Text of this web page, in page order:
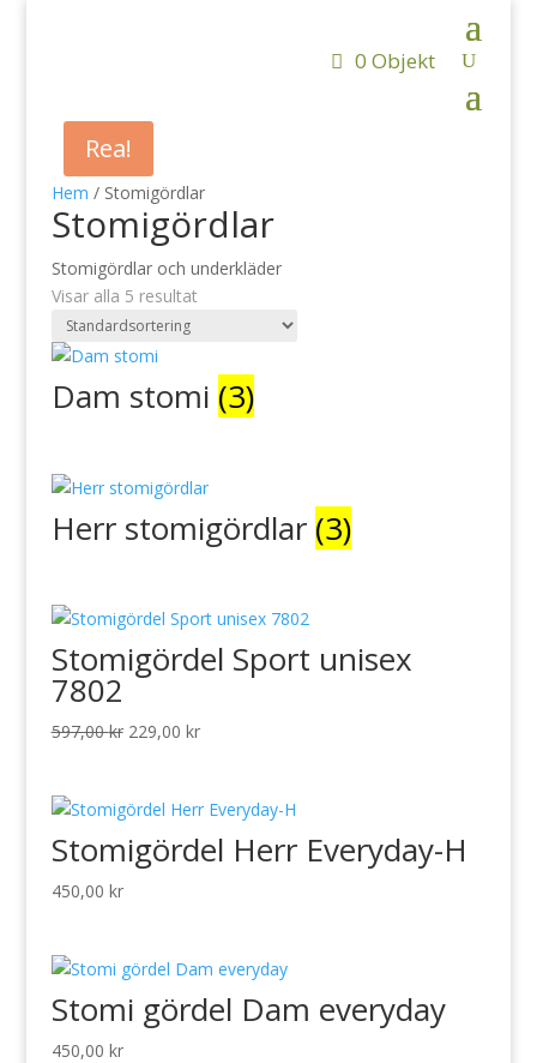
0 Objekt
Hem / Stomigördlar
Stomigördlar
Stomigördlar och underkläder
Visar alla 5 resultat
Dam stomi (3)
Herr stomigördlar (3)
Rea!
Stomigördel Sport unisex
7802
597,00kr Det
var:
597,00 kr.
229,00 krDet
är:
229,00 kr.
Stomigördel Herr Everyday-H
450,00 kr
Stomi gördel Dam everyday
450,00 kr